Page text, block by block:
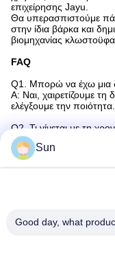
επιχείρησης Jayu.
Θα υπερασπιστούμε
στην ίδια βάρκα και
βιομηχανίας
FAQ
Q1. Μπορώ να έχω μια
Α: Ναι, χαιρετίζουμε τη
ελέγξουμε την
Q2. Τι γίνεται με τη
Α: 3-5 ημέρες για το
ημέρες για τη μαζική
για να φθάσει.
Sun
Good day, what